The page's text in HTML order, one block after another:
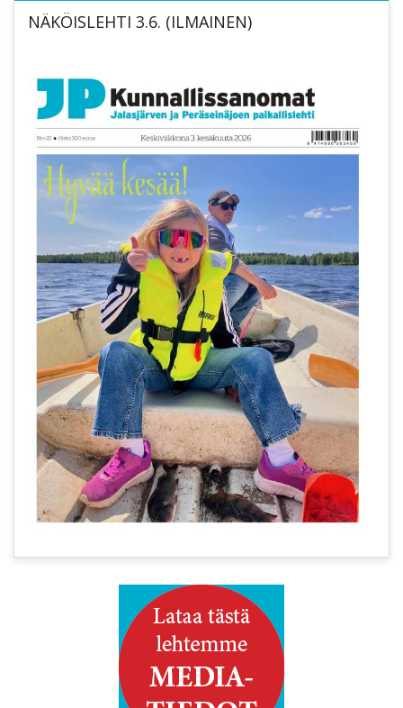
NÄKÖISLEHTI 3.6. (ILMAINEN)